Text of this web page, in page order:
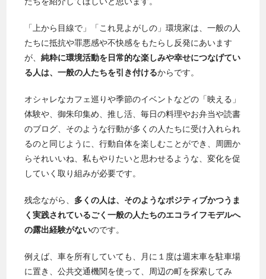
「上から目線で」「これ見よがしの」環境家は、一般の人
たちに抵抗や罪悪感や不快感をもたらし反発にあいます
が、純粋に環境活動を日常的な楽しみや幸せにつなげてい
る人は、一般の人たちを引き付けるからです。
オシャレなカフェ巡りや季節のイベントなどの「映える」
体験や、御朱印集め、推し活、毎日の料理やお弁当や読書
のブログ、そのような行動が多くの人たちに受け入れられ
るのと同じように、行動自体を楽しむことができ、周囲か
らそれいいね、私もやりたいと思わせるような、変化を促
していく取り組みが必要です。
残念ながら、 多くの人は、そのようなポジティブかつうま
く実践されているごく一般の人たちのエコライフモデルへ
の露出経験がないのです。
例えば、車を所有していても、月に１度は週末車を駐車場
に置き、公共交通機関を使って、周辺の町を探索してみ